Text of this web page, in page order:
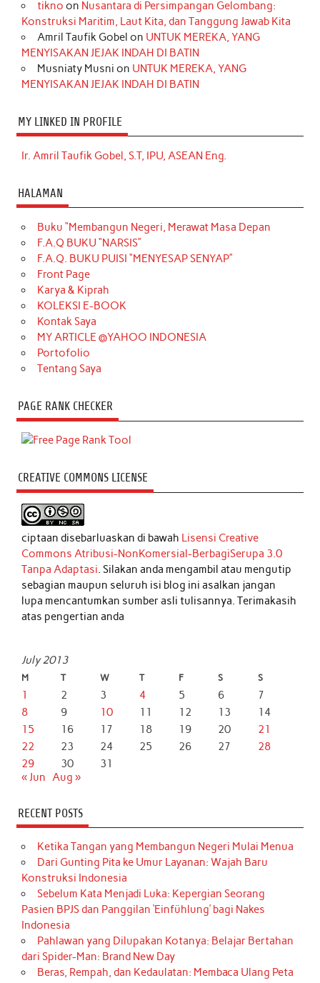
tikno on Nusantara di Persimpangan Gelombang:
Konstruksi Maritim, Laut Kita, dan Tanggung Jawab Kita
Amril Taufik Gobel on UNTUK MEREKA, YANG
MENYISAKAN JEJAK INDAH DI BATIN
Musniaty Musni on UNTUK MEREKA, YANG
MENYISAKAN JEJAK INDAH DI BATIN
MY LINKED IN PROFILE
Ir. Amril Taufik Gobel, S.T, IPU, ASEAN Eng.
HALAMAN
Buku “Membangun Negeri, Merawat Masa Depan
F.A.Q BUKU “NARSIS”
F.A.Q. BUKU PUISI “MENYESAP SENYAP”
Front Page
Karya & Kiprah
KOLEKSI E-BOOK
Kontak Saya
MY ARTICLE @YAHOO INDONESIA
Portofolio
Tentang Saya
PAGE RANK CHECKER
CREATIVE COMMONS LICENSE
ciptaan disebarluaskan di bawah Lisensi Creative
Commons Atribusi-NonKomersial-BerbagiSerupa 3.0
Tanpa Adaptasi. Silakan anda mengambil atau mengutip
sebagian maupun seluruh isi blog ini asalkan jangan
lupa mencantumkan sumber asli tulisannya. Terimakasih
atas pengertian anda
July 2013
M T W T F S S
1 2 3 4 5 6
7
8
9 10 11 12 13
14
15
16 17 18 19 20
21
22
23 24 25 26 27
28
29
30
31
« Jun Aug »
RECENT POSTS
Ketika Tangan yang Membangun Negeri Mulai Menua
Dari Gunting Pita ke Umur Layanan: Wajah Baru
Konstruksi Indonesia
Sebelum Kata Menjadi Luka: Kepergian Seorang
Pasien BPJS dan Panggilan ‘Einfühlung’ bagi Nakes
Indonesia
Pahlawan yang Dilupakan Kotanya: Belajar Bertahan
dari Spider-Man: Brand New Day
Beras, Rempah, dan Kedaulatan: Membaca Ulang Peta